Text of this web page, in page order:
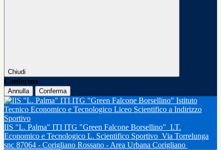
Chiudi
Conferma
Annulla Conferma
IIS "L. Palma" ITI ITG "Green Falcone Borsellino" I.T.
Economico e Tecnologico L. Scientifico Sportivo Via Torrelunga
snc 87064 - Corigliano Rossano - Area Urbana Corigliano